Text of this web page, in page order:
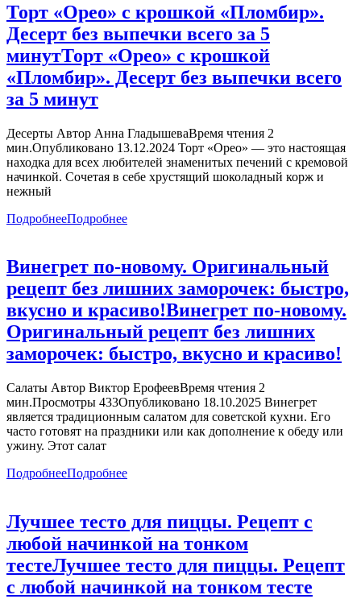
Торт «Орео» с крошкой «Пломбир».
Десерт без выпечки всего за 5
минутТорт «Орео» с крошкой
«Пломбир». Десерт без выпечки всего
за 5 минут
Десерты Автор Анна ГладышеваВремя чтения 2
мин.Опубликовано 13.12.2024 Торт «Орео» — это настоящая
находка для всех любителей знаменитых печений с кремовой
начинкой. Сочетая в себе хрустящий шоколадный корж и
нежный
ПодробнееПодробнее
Винегрет по-новому. Оригинальный
рецепт без лишних заморочек: быстро,
вкусно и красиво!Винегрет по-новому.
Оригинальный рецепт без лишних
заморочек: быстро, вкусно и красиво!
Салаты Автор Виктор ЕрофеевВремя чтения 2
мин.Просмотры 433Опубликовано 18.10.2025 Винегрет
является традиционным салатом для советской кухни. Его
часто готовят на праздники или как дополнение к обеду или
ужину. Этот салат
ПодробнееПодробнее
Лучшее тесто для пиццы. Рецепт с
любой начинкой на тонком
тестеЛучшее тесто для пиццы. Рецепт
с любой начинкой на тонком тесте